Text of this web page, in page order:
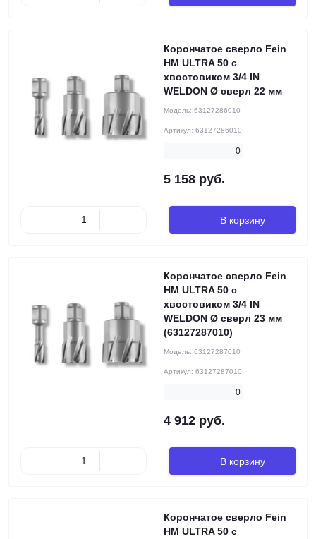
Корончатое сверло Fein
HM ULTRA 50 с
хвостовиком 3/4 IN
WELDON Ø сверл 22 мм
Модель: 63127286010
Артикул: 63127286010
0
5 158 руб.
В корзину
Корончатое сверло Fein
HM ULTRA 50 с
хвостовиком 3/4 IN
WELDON Ø сверл 23 мм
(63127287010)
Модель: 63127287010
Артикул: 63127287010
0
4 912 руб.
В корзину
Корончатое сверло Fein
HM ULTRA 50 с